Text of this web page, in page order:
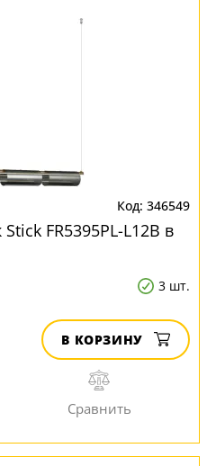
346549
FR5395PL-L12B в
3 шт.
В КОРЗИНУ